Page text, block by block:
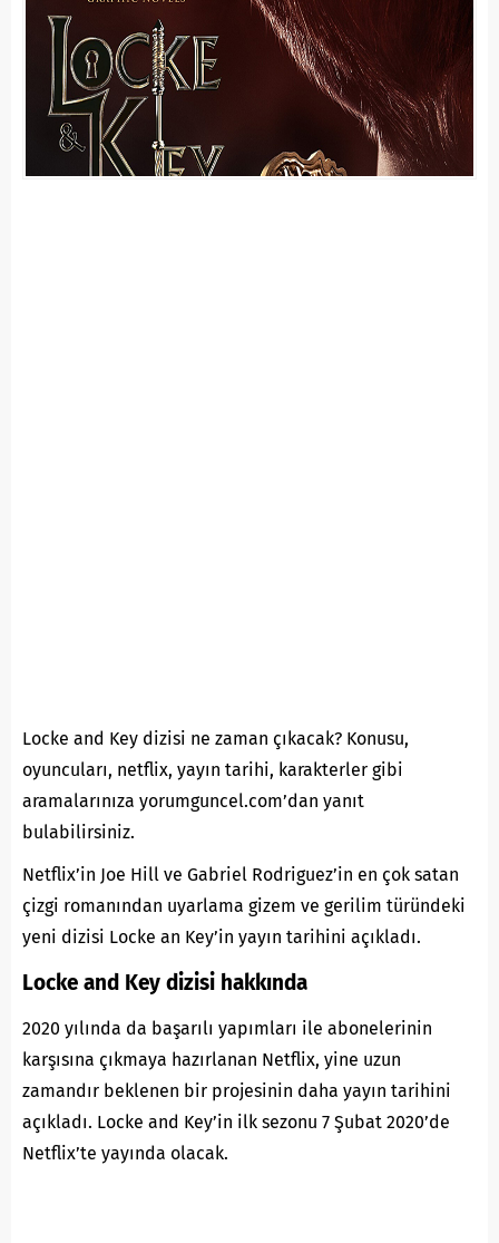
Locke and Key dizisi ne zaman çıkacak? Konusu,
oyuncuları, netflix, yayın tarihi, karakterler gibi
aramalarınıza yorumguncel.com’dan yanıt
bulabilirsiniz.
Netflix’in Joe Hill ve Gabriel Rodriguez’in en çok satan
çizgi romanından uyarlama gizem ve gerilim türündeki
yeni dizisi Locke an Key’in yayın tarihini açıkladı.
Locke and Key dizisi hakkında
2020 yılında da başarılı yapımları ile abonelerinin
karşısına çıkmaya hazırlanan Netflix, yine uzun
zamandır beklenen bir projesinin daha yayın tarihini
açıkladı. Locke and Key’in ilk sezonu 7 Şubat 2020’de
Netflix’te yayında olacak.